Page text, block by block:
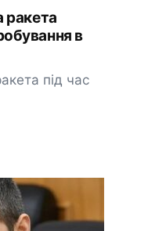
ракета
в
під час